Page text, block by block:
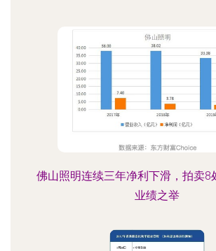
佛山照明连续三年净利下滑，拍卖8
业绩之举